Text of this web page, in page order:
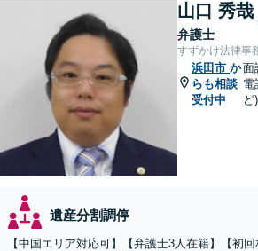
山口 秀哉
弁護士
すずかけ法律事
浜田市 か
らも相談
受付中
面
電
ど
遺産分割調停
【中国エリア対応可】【弁護士3人在籍】【初